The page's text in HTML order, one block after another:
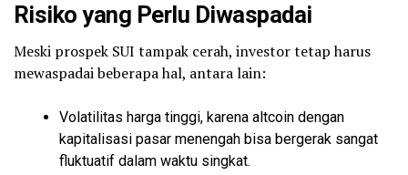
Risiko yang Perlu Diwaspadai
Meski prospek SUI tampak cerah, investor tetap harus
mewaspadai beberapa hal, antara lain:
Volatilitas harga tinggi, karena altcoin dengan
kapitalisasi pasar menengah bisa bergerak sangat
fluktuatif dalam waktu singkat.